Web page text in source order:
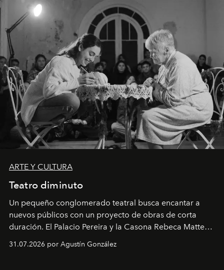
ARTE Y CULTURA
Teatro diminuto
Un pequeño conglomerado teatral busca encantar a
nuevos públicos con un proyecto de obras de corta
duración. El Palacio Pereira y la Casona Rebeca Matte
son algunos de los lugares que han albergado estas
miniobras. Sus puestas en escena son limpias; ponen el
31.07.2026 por Agustín González